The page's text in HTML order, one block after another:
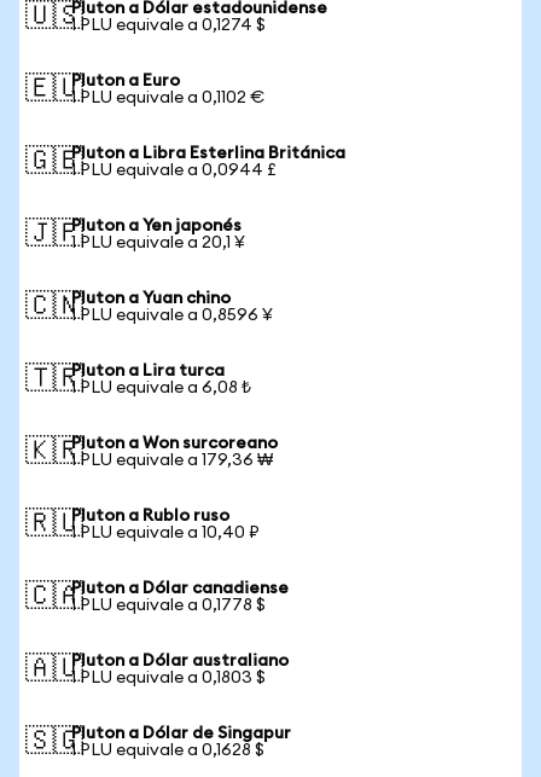
🇺🇸Pluton a Dólar estadounidense
1 PLU equivale a 0,1274 $
🇪🇺Pluton a Euro
1 PLU equivale a 0,1102 €
🇬🇧Pluton a Libra Esterlina Británica
1 PLU equivale a 0,0944 £
🇯🇵Pluton a Yen japonés
1 PLU equivale a 20,1 ¥
🇨🇳Pluton a Yuan chino
1 PLU equivale a 0,8596 ¥
🇹🇷Pluton a Lira turca
1 PLU equivale a 6,08 ₺
🇰🇷Pluton a Won surcoreano
1 PLU equivale a 179,36 ₩
🇷🇺Pluton a Rublo ruso
1 PLU equivale a 10,40 ₽
🇨🇦Pluton a Dólar canadiense
1 PLU equivale a 0,1778 $
🇦🇺Pluton a Dólar australiano
1 PLU equivale a 0,1803 $
🇸🇬Pluton a Dólar de Singapur
1 PLU equivale a 0,1628 $